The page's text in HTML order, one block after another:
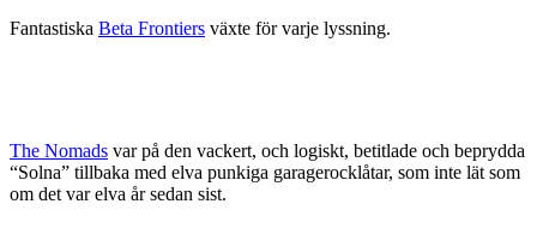
Fantastiska Beta Frontiers växte för varje lyssning.
The Nomads var på den vackert, och logiskt, betitlade och beprydda
“Solna” tillbaka med elva punkiga garagerocklåtar, som inte lät som
om det var elva år sedan sist.